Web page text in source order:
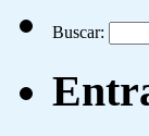
Buscar: